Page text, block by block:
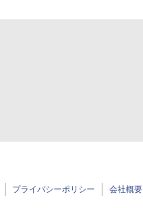
プライバシーポリシー 会社概要